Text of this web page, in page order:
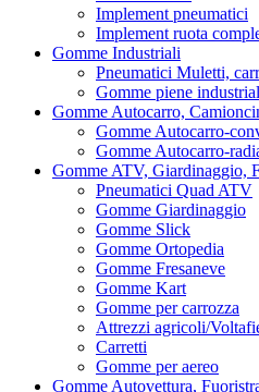
Implement pneumatici
Implement ruota
Gomme Industriali
Pneumatici Muletti,
Gomme piene
Gomme Autocarro,
Gomme Autocarro-
Gomme Autocarro-
Gomme ATV, Giardinaggio,
Pneumatici Quad ATV
Gomme Giardinaggio
Gomme Slick
Gomme Ortopedia
Gomme Fresaneve
Gomme Kart
Gomme per carrozza
Attrezzi agricoli/
Carretti
Gomme per aereo
Gomme Autovettura,